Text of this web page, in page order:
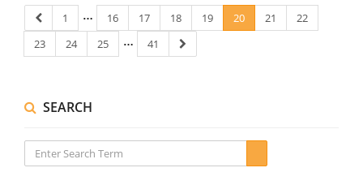
1 … 16 17 18 19 20 21
22
23
24 25 … 41
SEARCH